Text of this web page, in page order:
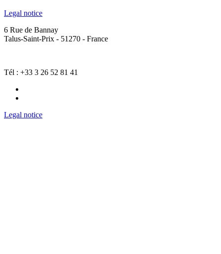
Legal notice
6 Rue de Bannay
Talus-Saint-Prix - 51270 - France
Tél : +33 3 26 52 81 41
Legal notice